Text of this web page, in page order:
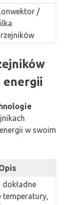
/
energii
w swoim
temperatury,